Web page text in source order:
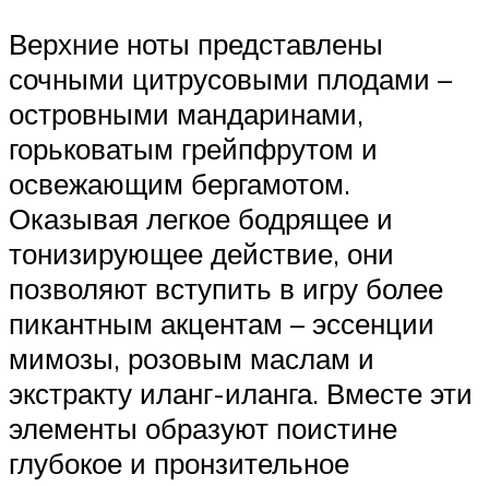
Верхние ноты представлены
сочными цитрусовыми плодами –
островными мандаринами,
горьковатым грейпфрутом и
освежающим бергамотом.
Оказывая легкое бодрящее и
тонизирующее действие, они
позволяют вступить в игру более
пикантным акцентам – эссенции
мимозы, розовым маслам и
экстракту иланг-иланга. Вместе эти
элементы образуют поистине
глубокое и пронзительное